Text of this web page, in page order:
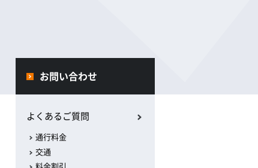
お問い合わせ
よくあるご質問
通行料金
交通